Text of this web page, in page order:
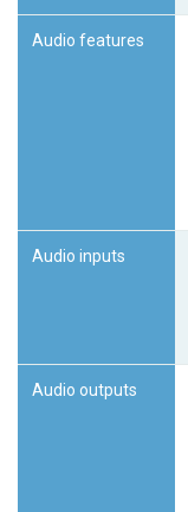
Audio features
Audio inputs
Audio outputs